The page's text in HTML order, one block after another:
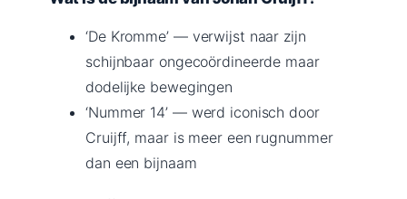
‘De Kromme’ — verwijst naar zijn
schijnbaar ongecoördineerde maar
dodelijke bewegingen
‘Nummer 14’ — werd iconisch door
Cruijff, maar is meer een rugnummer
dan een bijnaam